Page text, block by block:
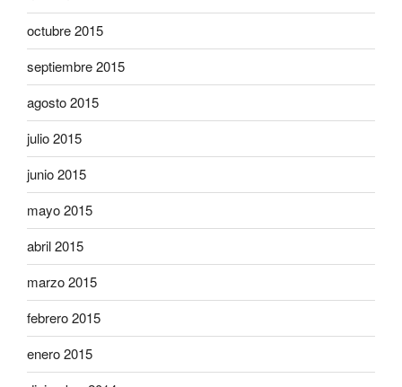
octubre 2015
septiembre 2015
agosto 2015
julio 2015
junio 2015
mayo 2015
abril 2015
marzo 2015
febrero 2015
enero 2015